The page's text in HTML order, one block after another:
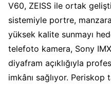
V60, ZEISS ile ortak
sistemiyle portre,
yüksek kalite sunmayı
telefoto kamera, Sony
diyafram açıklığıyla
imkânı sağlıyor. Periskop